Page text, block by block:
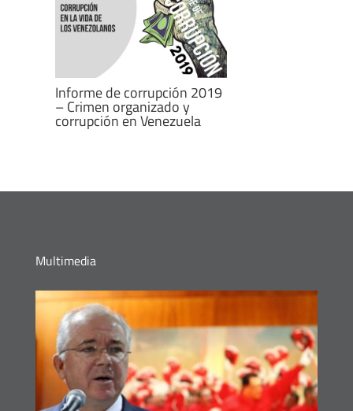
Informe de corrupción 2019
– Crimen organizado y
corrupción en Venezuela
Multimedia